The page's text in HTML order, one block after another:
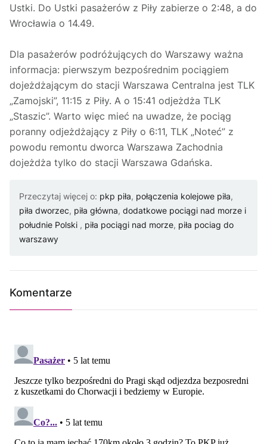
Ustki. Do Ustki pasażerów z Piły zabierze o 2:48, a do
Wrocławia o 14.49.
Dla pasażerów podróżujących do Warszawy ważna
informacja: pierwszym bezpośrednim pociągiem
dojeżdżającym do stacji Warszawa Centralna jest TLK
„Zamojski”, 11:15 z Piły. A o 15:41 odjeżdża TLK
„Staszic”. Warto więc mieć na uwadze, że pociąg
poranny odjeżdżający z Piły o 6:11, TLK „Noteć” z
powodu remontu dworca Warszawa Zachodnia
dojeżdża tylko do stacji Warszawa Gdańska.
Przeczytaj więcej o: pkp piła, połączenia kolejowe piła,
piła dworzec, piła główna, dodatkowe pociągi nad morze i
południe Polski , piła pociągi nad morze, piła pociag do
warszawy
Komentarze